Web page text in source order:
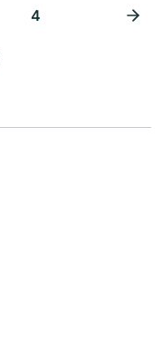
4